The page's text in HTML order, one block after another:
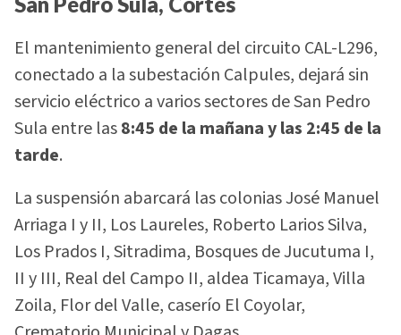
El mantenimiento general del circuito CAL-L296,
conectado a la subestación Calpules, dejará sin
servicio eléctrico a varios sectores de San Pedro
Sula entre las8:45 de la mañana y las 2:45 de la
tarde.
La suspensión abarcará las colonias José Manuel
Arriaga I y II, Los Laureles, Roberto Larios Silva,
Los Prados I, Sitradima, Bosques de Jucutuma I,
II y III, Real del Campo II, aldea Ticamaya, Villa
Zoila, Flor del Valle, caserío El Coyolar,